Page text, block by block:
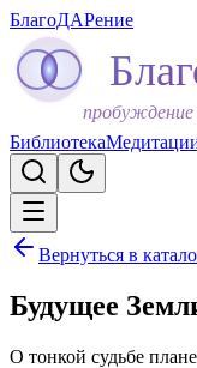
БлагоДАРение
пробуждение
Библиотека
Вернуться в
Будущее
О тонкой судьбе